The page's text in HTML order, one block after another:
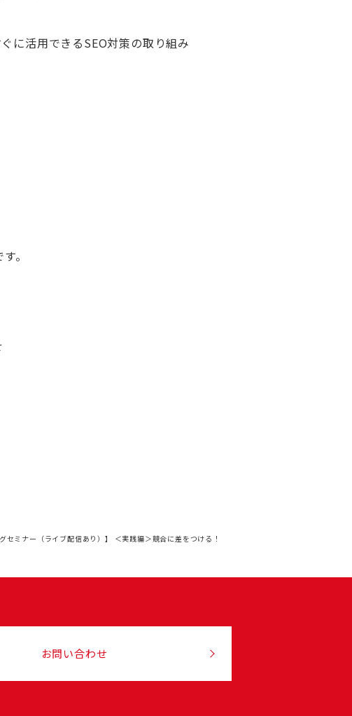
に活用できるSEO対策の取り組み
。
セミナー（ライブ配信あり）】 ＜実践編＞競合に差をつける！
お問い合わせ